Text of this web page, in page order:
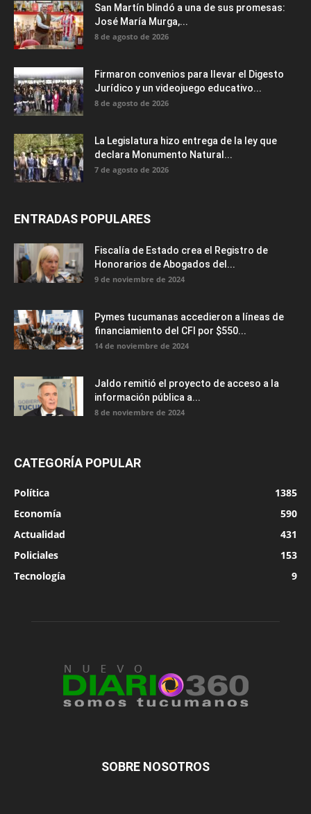
San Martín blindó a una de sus promesas:
José María Murga,...
8 de agosto de 2026
Firmaron convenios para llevar el Digesto
Jurídico y un videojuego educativo...
8 de agosto de 2026
La Legislatura hizo entrega de la ley que
declara Monumento Natural...
7 de agosto de 2026
ENTRADAS POPULARES
Fiscalía de Estado crea el Registro de
Honorarios de Abogados del...
9 de noviembre de 2024
Pymes tucumanas accedieron a líneas de
financiamiento del CFI por $550...
14 de noviembre de 2024
Jaldo remitió el proyecto de acceso a la
información pública a...
8 de noviembre de 2024
CATEGORÍA POPULAR
Política
1385
Economía
590
Actualidad
431
Policiales
153
Tecnología
9
SOBRE NOSOTROS